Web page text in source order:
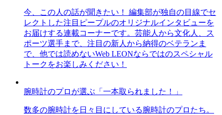
今、この人の話が聞きたい！ 編集部が独自の目線でセ
レクトした注目ピープルのオリジナルインタビューを
お届けする連載コーナーです。芸能人から文化人、ス
ポーツ選手まで、注目の新人から納得のベテランま
で、他では読めないWeb LEONならではのスペシャル
トークをお楽しみください！
腕時計のプロが選ぶ「一本取られました！」
数多の腕時計を日々目にしている腕時計のプロたち。